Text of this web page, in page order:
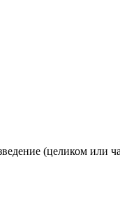
(целиком